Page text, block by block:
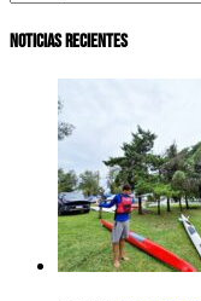
Noticias Recientes